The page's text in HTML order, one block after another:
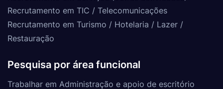
Recrutamento em TIC / Telecomunicações
Recrutamento em Turismo / Hotelaria / Lazer /
Restauração
Pesquisa por área funcional
Trabalhar em Administração e apoio de escritório